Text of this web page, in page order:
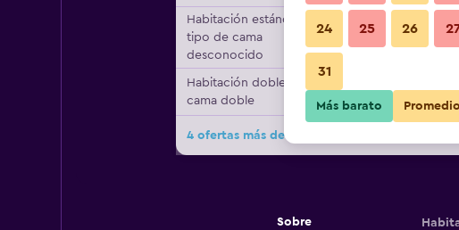
Habitación estándar,
tipo de cama
desconocido
Habitación doble, 1
cama doble
4 ofertas más de Fair House Villas And Spa
Sobre
24 25 26
31
Más barato Promedio